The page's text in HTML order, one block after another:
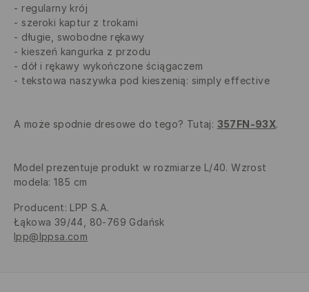
regularny krój
szeroki kaptur z trokami
długie, swobodne rękawy
kieszeń kangurka z przodu
dół i rękawy wykończone ściągaczem
tekstowa naszywka pod kieszenią: simply effective
A może spodnie dresowe do tego? Tutaj: 357FN-93X.
Model prezentuje produkt w rozmiarze L/40. Wzrost
modela: 185 cm
Producent: LPP S.A.
Łąkowa 39/44, 80-769 Gdańsk
lpp@lppsa.com